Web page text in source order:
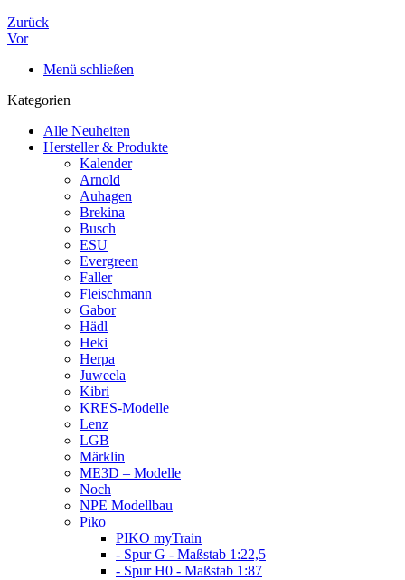
Zurück
Vor
Menü schließen
Kategorien
Alle Neuheiten
Hersteller & Produkte
Kalender
Arnold
Auhagen
Brekina
Busch
ESU
Evergreen
Faller
Fleischmann
Gabor
Hädl
Heki
Herpa
Juweela
Kibri
KRES-Modelle
Lenz
LGB
Märklin
ME3D – Modelle
Noch
NPE Modellbau
Piko
PIKO myTrain
- Spur G - Maßstab 1:22,5
- Spur H0 - Maßstab 1:87